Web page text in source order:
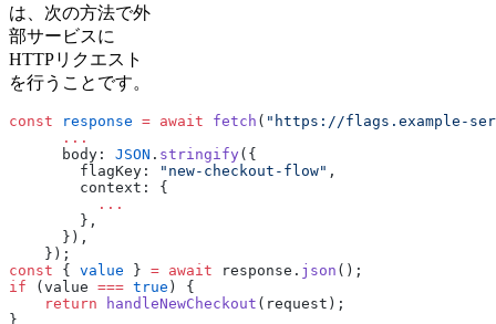
は、次の方法で外
部サービスに
HTTPリクエスト
を行うことです。
const response = await fetch ( "https://flags.example-
      ...
      body:
JSON . stringify({
        flagKey:
"new-checkout-flow" ,
        context: {
          ...
        },
      }),
    });
const { value } = await response. json ();
if (value === true ) {
    return
handleNewCheckout (request);
}